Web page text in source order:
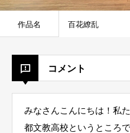
作品名 百花繚乱
コメント
みなさんこんにちは！私
都文教高校というところ